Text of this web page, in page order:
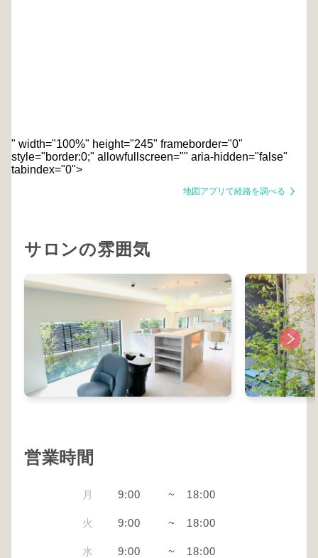
" width="100%" height="245" frameborder="0"
style="border:0;" allowfullscreen="" aria-hidden="false"
tabindex="0">
地図アプリで経路を調べる
サロンの雰囲気
営業時間
月 9:00 ~ 18:00
火 9:00 ~ 18:00
水 9:00 ~ 18:00